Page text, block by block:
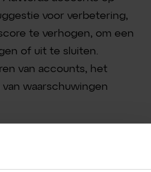
voor verbetering,
te verhogen, om een
of uit te sluiten.
van accounts, het
waarschuwingen